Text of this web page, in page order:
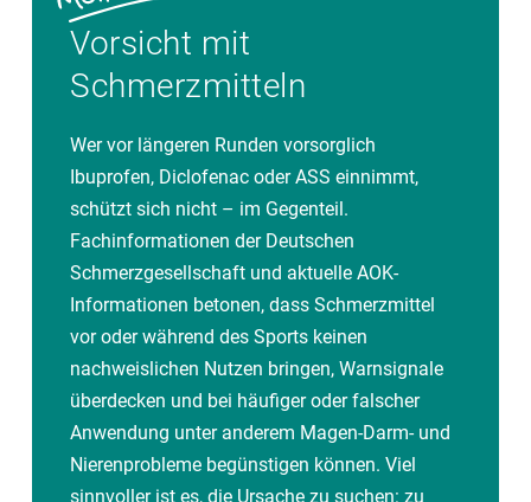
Vorsicht mit
Schmerzmitteln
Wer vor längeren Runden vorsorglich
Ibuprofen, Diclofenac oder ASS einnimmt,
schützt sich nicht – im Gegenteil.
Fachinformationen der Deutschen
Schmerzgesellschaft und aktuelle AOK-
Informationen betonen, dass Schmerzmittel
vor oder während des Sports keinen
nachweislichen Nutzen bringen, Warnsignale
überdecken und bei häufiger oder falscher
Anwendung unter anderem Magen-Darm- und
Nierenprobleme begünstigen können. Viel
sinnvoller ist es, die Ursache zu suchen: zu